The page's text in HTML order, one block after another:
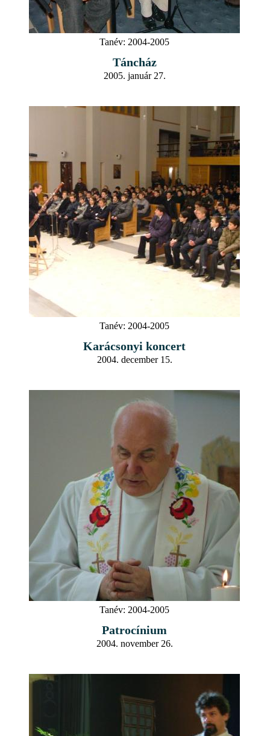
Tanév: 2004-2005
Táncház
2005. január 27.
Tanév: 2004-2005
Karácsonyi koncert
2004. december 15.
Tanév: 2004-2005
Patrocínium
2004. november 26.